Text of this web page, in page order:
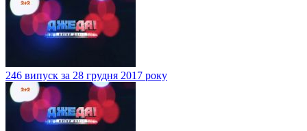
246 випуск за 28 грудня 2017 року